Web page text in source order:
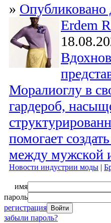
» Опубликовано
Erdem
Моралиоглу в
гардероб,
помогает
между мужской
Новости индустрии моды |
имя
пароль
регистрация
забыли пароль?